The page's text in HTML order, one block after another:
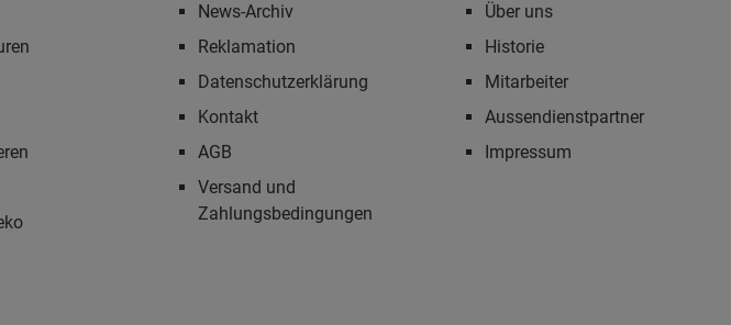
News-Archiv
Reklamation
Datenschutzerklärung
Kontakt
AGB
Versand und
Zahlungsbedingungen
Über uns
Historie
Mitarbeiter
Aussendienstpartner
Impressum